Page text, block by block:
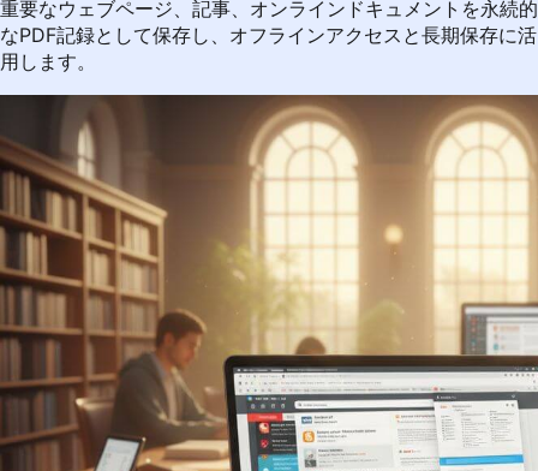
重要なウェブページ、記事、オンラインドキュメントを永続的
なPDF記録として保存し、オフラインアクセスと長期保存に活
用します。